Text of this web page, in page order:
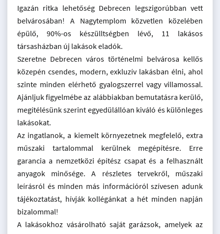
Igazán ritka lehetőség Debrecen legszigorúbban vett
belvárosában! A Nagytemplom közvetlen közelében
épülő, 90%-os készülltségben lévő, 11 lakásos
társasházban új lakások eladók.
Szeretne Debrecen város történelmi belvárosa kellős
közepén csendes, modern, exkluzív lakásban élni, ahol
szinte minden elérhető gyalogszerrel vagy villamossal.
Ajánljuk figyelmébe az alábbiakban bemutatásra kerülő,
megítélésünk szerint egyedülállóan kiváló és különleges
lakásokat.
Az ingatlanok, a kiemelt környezetnek megfelelő, extra
műszaki tartalommal kerülnek megépítésre. Erre
garancia a nemzetközi építész csapat és a felhasznált
anyagok minősége. A részletes tervekről, műszaki
leírásról és minden más információról szívesen adunk
tájékoztatást, hívják kollégánkat a hét minden napján
bizalommal!
A lakásokhoz vásárolható saját garázsok, amelyek az